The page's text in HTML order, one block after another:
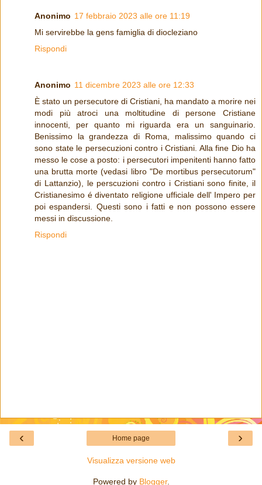
Anonimo 17 febbraio 2023 alle ore 11:19
Mi servirebbe la gens famiglia di diocleziano
Rispondi
Anonimo 11 dicembre 2023 alle ore 12:33
È stato un persecutore di Cristiani, ha mandato a morire nei
modi più atroci una moltitudine di persone Cristiane
innocenti, per quanto mi riguarda era un sanguinario.
Benissimo la grandezza di Roma, malissimo quando ci
sono state le persecuzioni contro i Cristiani. Alla fine Dio ha
messo le cose a posto: i persecutori impenitenti hanno fatto
una brutta morte (vedasi libro "De mortibus persecutorum"
di Lattanzio), le perscuzioni contro i Cristiani sono finite, il
Cristianesimo é diventato religione ufficiale dell' Impero per
poi espandersi. Questi sono i fatti e non possono essere
messi in discussione.
Rispondi
‹ ›
Home page
Visualizza versione web
Powered by Blogger.